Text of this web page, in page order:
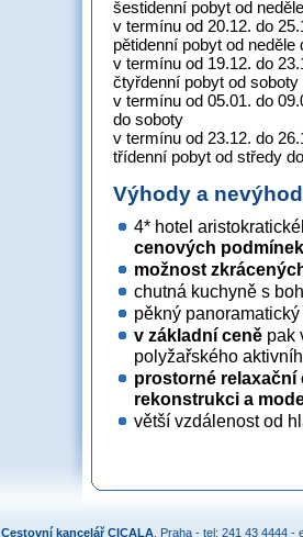
šestidenní pobyt od
v termínu od 20.12. do
pětidenní pobyt od neděle
v termínu od 19.12. do
čtyřdenní pobyt od soboty
v termínu od 05.01. do
do soboty
v termínu od 23.12. do
třídenní pobyt od středy
Výhody a
4* hotel
cenových
možnost
chutná kuchyně s
pěkný
v základní ceně pak
polyžařského
prostorné relaxační
rekonstrukci a
větší vzdálenost od
Cestovní kancelář CICALA , Praha - tel: 241 43 4444 -